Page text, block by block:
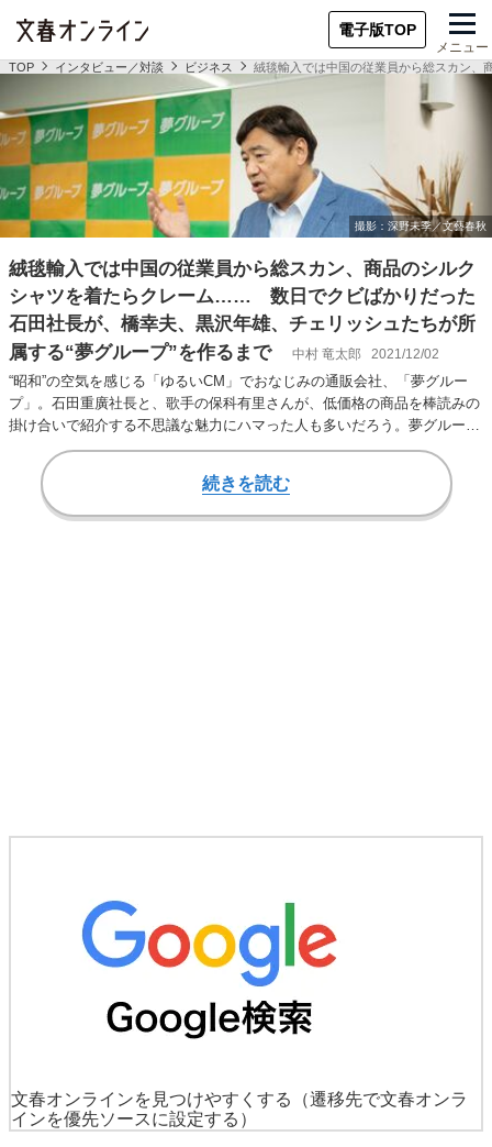
電子版TOP
メニュー
TOP インタビュー／対談 ビジネス 絨毯輸入では中国の従業員から総スカン
絨毯輸入では中国の従業員から総スカン、商品のシルク
シャツを着たらクレーム…… 数日でクビばかりだった
石田社長が、橋幸夫、黒沢年雄、チェリッシュたちが所
属する“夢グループ”を作るまで
中村 竜太郎 2021/12/02
“昭和”の空気を感じる「ゆるいCM」でおなじみの通販会社、「夢グルー
プ」。石田重廣社長と、歌手の保科有里さんが、低価格の商品を棒読みの
掛け合いで紹介する不思議な魅力にハマった人も多いだろう。夢グループ
は2023年5…
続きを読む
文春オンラインを見つけやすくする
（遷移先で文春オンラ
インを優先ソースに設定する）